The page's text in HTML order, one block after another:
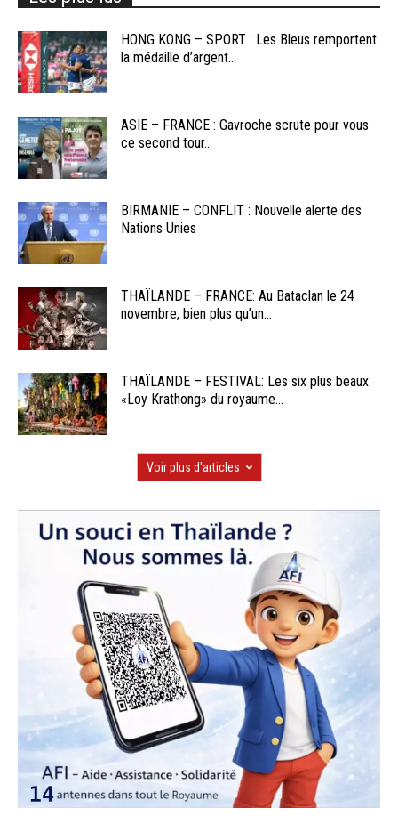
HONG KONG – SPORT : Les Bleus remportent
la médaille d’argent...
ASIE – FRANCE : Gavroche scrute pour vous
ce second tour...
BIRMANIE – CONFLIT : Nouvelle alerte des
Nations Unies
THAÏLANDE – FRANCE: Au Bataclan le 24
novembre, bien plus qu’un...
THAÏLANDE – FESTIVAL: Les six plus beaux
«Loy Krathong» du royaume...
Voir plus d'articles